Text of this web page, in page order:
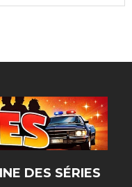
C
DES SÉRIES